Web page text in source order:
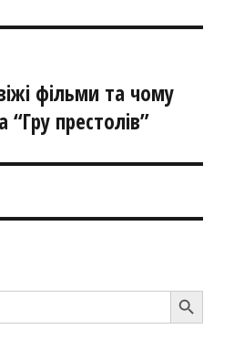
фільми та чому
престолів”
SEARCH BUTTON